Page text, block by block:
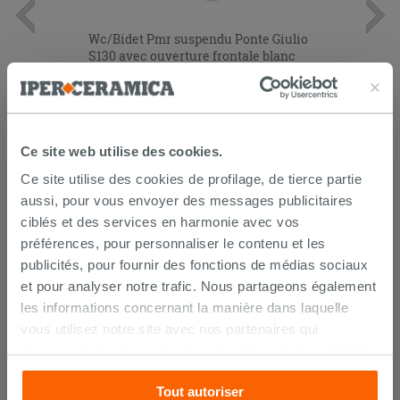
Ce site web utilise des cookies.
Ce site utilise des cookies de profilage, de tierce partie
aussi, pour vous envoyer des messages publicitaires
ciblés et des services en harmonie avec vos
préférences, pour personnaliser le contenu et les
publicités, pour fournir des fonctions de médias sociaux
et pour analyser notre trafic. Nous partageons également
les informations concernant la manière dans laquelle
vous utilisez notre site avec nos partenaires qui
et les réseaux sociaux. Lesdits partenaires pourraient
combiner ces informations avec d’autres que vous leur
Tout autoriser
Wc/Bidet Pmr suspendu Ponte Giulio
S130 avec ouverture frontale blanc
379,90 €
service client